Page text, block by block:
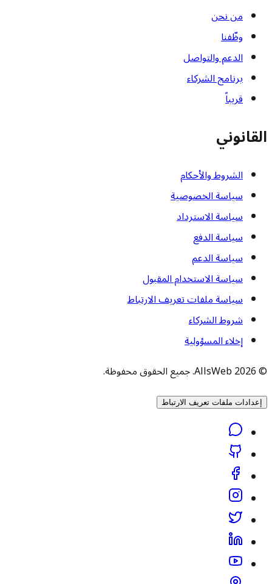
من نحن
وظّفنا
الدعم والتواصل
برنامج الشركاء
قريباً
القانوني
الشروط والأحكام
سياسة الخصوصية
سياسة الاسترداد
سياسة الدفع
سياسة الدعم
سياسة الاستخدام المقبول
سياسة ملفات تعريف الارتباط
شروط الشركاء
إخلاء المسؤولية
© 2026 AllsWeb. جميع الحقوق محفوظة.
إعدادات ملفات تعريف الارتباط